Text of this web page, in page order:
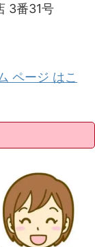
3番31号
ページ はこ